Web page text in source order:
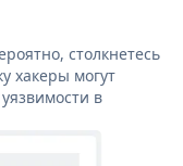
столкнетесь
хакеры могут
в